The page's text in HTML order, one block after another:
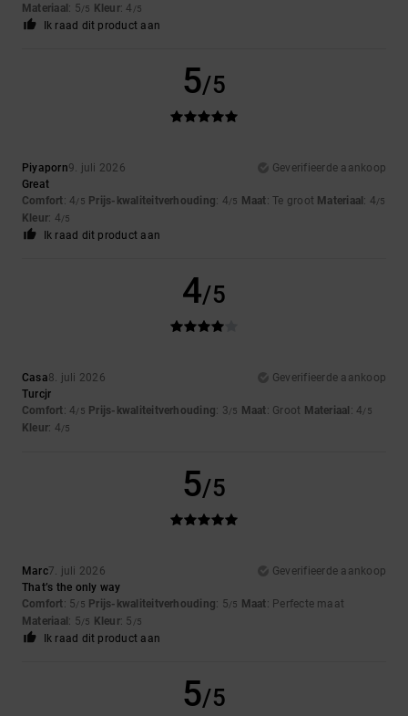
Materiaal: 5/5 Kleur: 4 /5
Ik raad dit product aan
5/5
Piyaporn9. juli 2026
Geverifieerde aankoop
Great
Comfort: 4/5 Prijs-kwaliteitverhouding: 4/5 Maat: Te groot Materiaal: 4/5
Kleur: 4/5
Ik raad dit product aan
4/5
Casa8. juli 2026
Geverifieerde aankoop
Turcjr
Comfort: 4/5 Prijs-kwaliteitverhouding: 3/5 Maat: Groot Materiaal : 4/5
Kleur: 4/5
5/5
Marc7. juli 2026
Geverifieerde aankoop
That’s the only way
Comfort: 5/5 Prijs-kwaliteitverhouding: 5/5 Maat: Perfecte maat
Materiaal: 5/5 Kleur: 5 /5
Ik raad dit product aan
5/5